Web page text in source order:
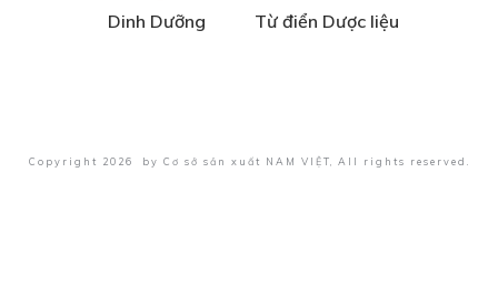
Dinh Dưỡng Từ điển Dược liệu
Copyright 2026 by Cơ sở sản xuất NAM VIỆT , All rights reserved.